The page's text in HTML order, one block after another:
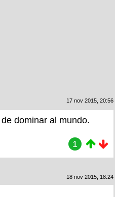
17 nov 2015, 20:56
dominar al mundo.
1
18 nov 2015, 18:24